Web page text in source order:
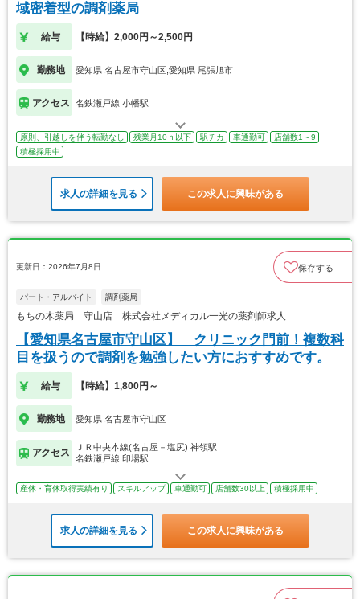
域密着型の調剤薬局
給与 【時給】2,000円～2,500円
勤務地 愛知県 名古屋市守山区,愛知県 尾張旭市
アクセス 名鉄瀬戸線 小幡駅
原則、引越しを伴う転勤なし 残業月10ｈ以下 駅チカ 車通勤可
店舗数1～9
積極採用中
求人の詳細を見る この求人に興味がある
更新日：2026年7月8日 保存する
パート・アルバイト 調剤薬局
もちの木薬局 守山店 株式会社メディカル一光の薬剤師求人
【愛知県名古屋市守山区】 クリニック門前！複数科
目を扱うので調剤を勉強したい方におすすめです。
給与 【時給】1,800円～
勤務地 愛知県 名古屋市守山区
アクセス
ＪＲ中央本線(名古屋－塩尻) 神領駅
名鉄瀬戸線 印場駅
産休・育休取得実績有り スキルアップ 車通勤可 店舗数30以上 積極採用中
求人の詳細を見る この求人に興味がある